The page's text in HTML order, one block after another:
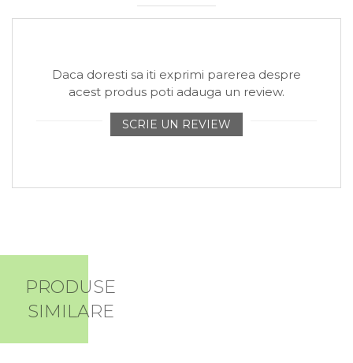
Daca doresti sa iti exprimi parerea despre
acest produs poti adauga un review.
SCRIE UN REVIEW
PRODUSE
SIMILARE